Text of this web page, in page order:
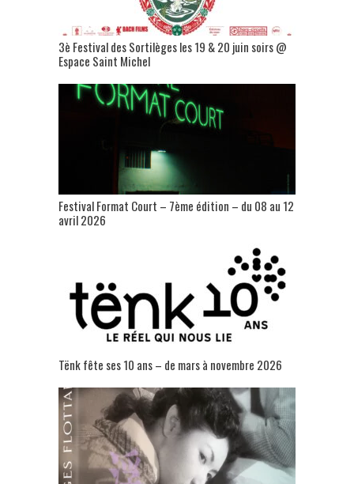
3è Festival des Sortilèges les 19 & 20 juin soirs @
Espace Saint Michel
Festival Format Court – 7ème édition – du 08 au 12
avril 2026
Tënk fête ses 10 ans – de mars à novembre 2026